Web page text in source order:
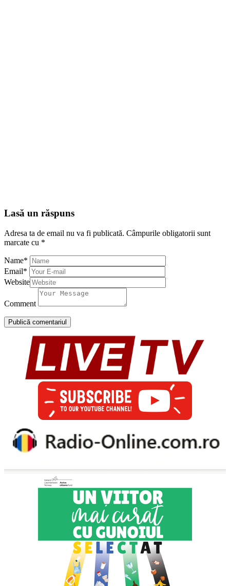
Lasă un răspuns
Adresa ta de email nu va fi publicată. Câmpurile obligatorii sunt
marcate cu *
Name*
Email*
Website
Comment